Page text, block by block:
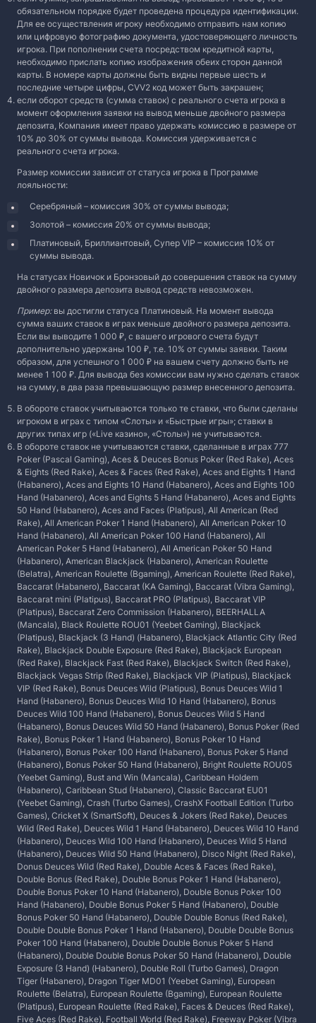
обязательном порядке будет проведена процедура идентификации.
Для ее осуществления игроку необходимо отправить нам копию
или цифровую фотографию документа, удостоверяющего личность
игрока. При пополнении счета посредством кредитной карты,
необходимо прислать копию изображения обеих сторон данной
карты. В номере карты должны быть видны первые шесть и
последние четыре цифры, CVV2 код может быть закрашен;
если оборот средств (сумма ставок) с реального счета игрока в
момент оформления заявки на вывод меньше двойного размера
депозита, Компания имеет право удержать комиссию в размере от
10% до 30% от суммы вывода. Комиссия удерживается с
реального счета игрока.
Размер комиссии зависит от статуса игрока в Программе
лояльности:
Серебряный – комиссия 30% от суммы вывода;
Золотой – комиссия 20% от суммы вывода;
Платиновый, Бриллиантовый, Супер VIP – комиссия 10% от
суммы вывода.
На статусах Новичок и Бронзовый до совершения ставок на сумму
двойного размера депозита вывод средств невозможен.
Пример:вы достигли статуса Платиновый. На момент вывода
сумма ваших ставок в играх меньше двойного размера депозита.
Если вы выводите 1 000 ₽, с вашего игрового счета будут
дополнительно удержаны 100 ₽, т.е. 10% от суммы заявки. Таким
образом, для успешного 1 000 ₽ на вашем счету должно быть не
менее 1 100 ₽. Для вывода без комиссии вам нужно сделать ставок
на сумму, в два раза превышающую размер внесенного депозита.
В обороте ставок учитываются только те ставки, что были сделаны
игроком в играх с типом «Слоты» и «Быстрые игры»; ставки в
других типах игр («Live казино», «Столы») не учитываются.
В обороте ставок не учитываются ставки, сделанные в играх 777
Poker (Pascal Gaming), Aces & Deuces Bonus Poker (Red Rake), Aces
& Eights (Red Rake), Aces & Faces (Red Rake), Aces and Eights 1 Hand
(Habanero), Aces and Eights 10 Hand (Habanero), Aces and Eights 100
Hand (Habanero), Aces and Eights 5 Hand (Habanero), Aces and Eights
50 Hand (Habanero), Aces and Faces (Platipus), All American (Red
Rake), All American Poker 1 Hand (Habanero), All American Poker 10
Hand (Habanero), All American Poker 100 Hand (Habanero), All
American Poker 5 Hand (Habanero), All American Poker 50 Hand
(Habanero), American Blackjack (Habanero), American Roulette
(Belatra), American Roulette (Bgaming), American Roulette (Red Rake),
Baccarat (Habanero), Baccarat (KA Gaming), Baccarat (Vibra Gaming),
Baccarat mini (Platipus), Baccarat PRO (Platipus), Baccarat VIP
(Platipus), Baccarat Zero Commission (Habanero), BEERHALLA
(Mancala), Black Roulette ROU01 (Yeebet Gaming), Blackjack
(Platipus), Blackjack (3 Hand) (Habanero), Blackjack Atlantic City (Red
Rake), Blackjack Double Exposure (Red Rake), Blackjack European
(Red Rake), Blackjack Fast (Red Rake), Blackjack Switch (Red Rake),
Blackjack Vegas Strip (Red Rake), Blackjack VIP (Platipus), Blackjack
VIP (Red Rake), Bonus Deuces Wild (Platipus), Bonus Deuces Wild 1
Hand (Habanero), Bonus Deuces Wild 10 Hand (Habanero), Bonus
Deuces Wild 100 Hand (Habanero), Bonus Deuces Wild 5 Hand
(Habanero), Bonus Deuces Wild 50 Hand (Habanero), Bonus Poker (Red
Rake), Bonus Poker 1 Hand (Habanero), Bonus Poker 10 Hand
(Habanero), Bonus Poker 100 Hand (Habanero), Bonus Poker 5 Hand
(Habanero), Bonus Poker 50 Hand (Habanero), Bright Roulette ROU05
(Yeebet Gaming), Bust and Win (Mancala), Caribbean Holdem
(Habanero), Caribbean Stud (Habanero), Classic Baccarat EU01
(Yeebet Gaming), Crash (Turbo Games), CrashX Football Edition (Turbo
Games), Cricket X (SmartSoft), Deuces & Jokers (Red Rake), Deuces
Wild (Red Rake), Deuces Wild 1 Hand (Habanero), Deuces Wild 10 Hand
(Habanero), Deuces Wild 100 Hand (Habanero), Deuces Wild 5 Hand
(Habanero), Deuces Wild 50 Hand (Habanero), Disco Night (Red Rake),
Donus Deuces Wild (Red Rake), Double Aces & Faces (Red Rake),
Double Bonus (Red Rake), Double Bonus Poker 1 Hand (Habanero),
Double Bonus Poker 10 Hand (Habanero), Double Bonus Poker 100
Hand (Habanero), Double Bonus Poker 5 Hand (Habanero), Double
Bonus Poker 50 Hand (Habanero), Double Double Bonus (Red Rake),
Double Double Bonus Poker 1 Hand (Habanero), Double Double Bonus
Poker 100 Hand (Habanero), Double Double Bonus Poker 5 Hand
(Habanero), Double Double Bonus Poker 50 Hand (Habanero), Double
Exposure (3 Hand) (Habanero), Double Roll (Turbo Games), Dragon
Tiger (Habanero), Dragon Tiger MD01 (Yeebet Gaming), European
Roulette (Belatra), European Roulette (Bgaming), European Roulette
(Platipus), European Roulette (Red Rake), Faces & Deuces (Red Rake),
Five Aces (Red Rake), Football World (Red Rake), Freeway Poker (Vibra